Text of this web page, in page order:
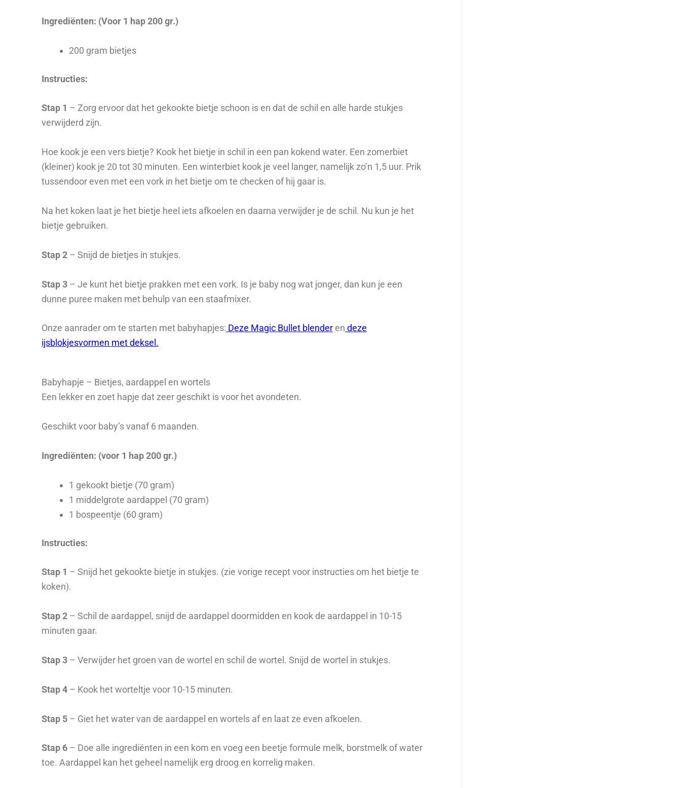
Ingrediënten: (Voor 1 hap 200 gr.)
200 gram bietjes
Instructies:
Stap 1 – Zorg ervoor dat het gekookte bietje schoon is en dat de schil en alle harde stukjes
verwijderd zijn.
Hoe kook je een vers bietje? Kook het bietje in schil in een pan kokend water. Een zomerbiet
(kleiner) kook je 20 tot 30 minuten. Een winterbiet kook je veel langer, namelijk zo’n 1,5 uur. Prik
tussendoor even met een vork in het bietje om te checken of hij gaar is.
Na het koken laat je het bietje heel iets afkoelen en daarna verwijder je de schil. Nu kun je het
bietje gebruiken.
Stap 2 – Snijd de bietjes in stukjes.
Stap 3 – Je kunt het bietje prakken met een vork. Is je baby nog wat jonger, dan kun je een
dunne puree maken met behulp van een staafmixer.
Onze aanrader om te starten met babyhapjes: Deze Magic Bullet blender en deze
ijsblokjesvormen met deksel.
Babyhapje – Bietjes, aardappel en wortels
Een lekker en zoet hapje dat zeer geschikt is voor het avondeten.
Geschikt voor baby’s vanaf 6 maanden.
Ingrediënten: (voor 1 hap 200 gr.)
1 gekookt bietje (70 gram)
1 middelgrote aardappel (70 gram)
1 bospeentje (60 gram)
Instructies:
Stap 1 – Snijd het gekookte bietje in stukjes. (zie vorige recept voor instructies om het bietje te
koken).
Stap 2 – Schil de aardappel, snijd de aardappel doormidden en kook de aardappel in 10-15
minuten gaar.
Stap 3 – Verwijder het groen van de wortel en schil de wortel. Snijd de wortel in stukjes.
Stap 4 – Kook het worteltje voor 10-15 minuten.
Stap 5 – Giet het water van de aardappel en wortels af en laat ze even afkoelen.
Stap 6 – Doe alle ingrediënten in een kom en voeg een beetje formule melk, borstmelk of water
toe. Aardappel kan het geheel namelijk erg droog en korrelig maken.